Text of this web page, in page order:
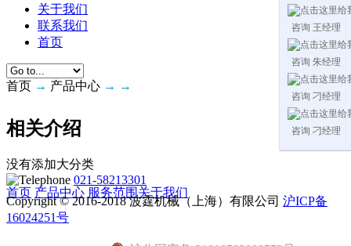
关于我们
联系我们
首页
首页 → 产品中心 → →
相关介绍
没有添加大分类
021-58213301
首页 产品中心 服务范围关于我们
Copyright © 2016-2018 波霆机械（上海）有限公司 沪ICP备
16024251号
咨询 王经理
咨询 朱经理
咨询 刁经理
咨询 刁经理